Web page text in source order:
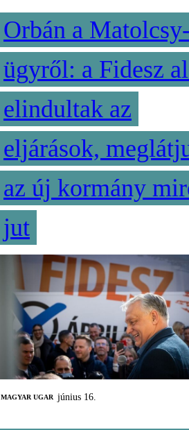
Orbán a
ügyről: a Fidesz
elindultak az
eljárások,
az új kormány
jut
MAGYAR UGAR június 16.